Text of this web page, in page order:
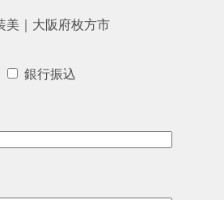
美｜大阪府枚方市
銀行振込